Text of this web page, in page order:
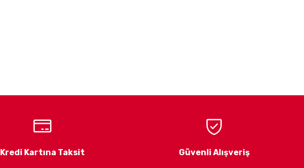
Kredi Kartına Taksit Güvenli Alışveriş